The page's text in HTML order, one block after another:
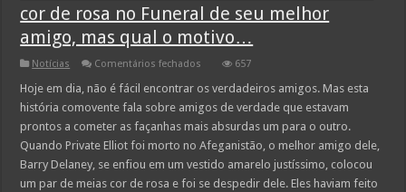
cor de rosa no Funeral de seu melhor
amigo, mas qual o motivo…
Notícias Comentários fechados
usou
vestido
amarelo
e
meias
cor
de
rosa
657
Hoje em dia, não é fácil encontrar os verdadeiros amigos. Mas esta
história comovente fala sobre amigos de verdade que estavam
prontos a cometer as façanhas mais absurdas um para o outro.
Quando Private Elliot foi morto no Afeganistão, o melhor amigo dele,
Barry Delaney, se enfiou em um vestido amarelo justíssimo, colocou
um par de meias cor de rosa e foi se despedir dele. Eles haviam feito